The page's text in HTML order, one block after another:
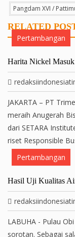
Pangdam XVI /
RELATED
Pertambangan
Harita Nickel
JAKARTA – PT
meraih Anugerah
dari SETARA
riset Responsible
Pertambangan
Hasil Uji Kualitas
LABUHA - Pulau
sorotan. Sebagai